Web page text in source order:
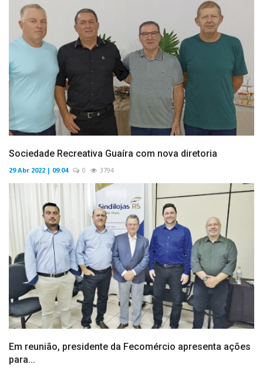
Sociedade Recreativa Guaíra com nova diretoria
29 Abr 2022 | 09:04 0 3794
Em reunião, presidente da Fecomércio apresenta ações
para...